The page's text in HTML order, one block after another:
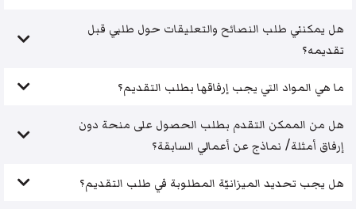
هل يمكنني طلب النصائح والتعليقات حول طلبي قبل
تقديمه؟
ما هي المواد التي يجب إرفاقها بطلب التقديم؟
هل من الممكن التقدم بطلب الحصول على منحة دون
إرفاق أمثلة/ نماذج عن أعمالي السابقة؟
هل يجب تحديد الميزانيّة المطلوبة في طلب التقديم؟